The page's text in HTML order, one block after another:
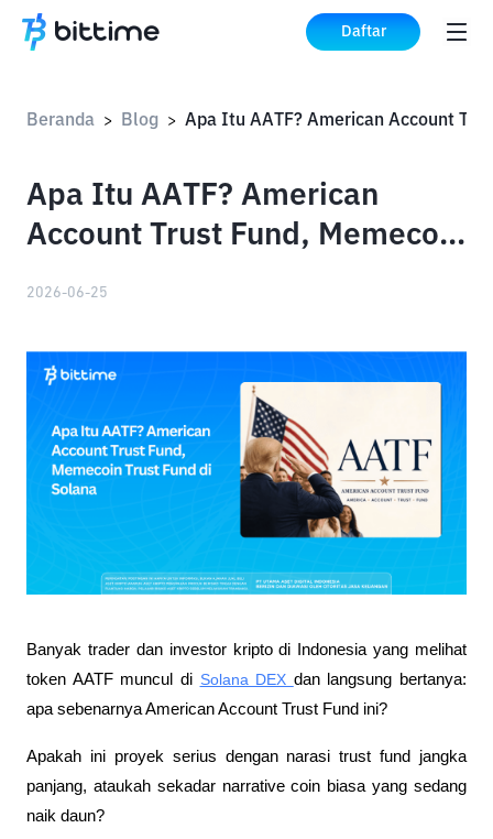
Daftar
Beranda > Blog >
Apa Itu AATF? American
Account Trust Fund, Memecoin
2026-06-25
Banyak trader dan investor kripto di Indonesia yang melihat
token AATF muncul di Solana DEX dan langsung bertanya:
apa sebenarnya American Account Trust Fund ini?
Apakah ini proyek serius dengan narasi trust fund jangka
panjang, ataukah sekadar narrative coin biasa yang sedang
naik daun?